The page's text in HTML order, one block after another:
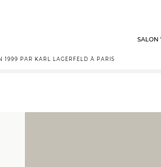
SALON
1999 PAR KARL LAGERFELD À PARIS